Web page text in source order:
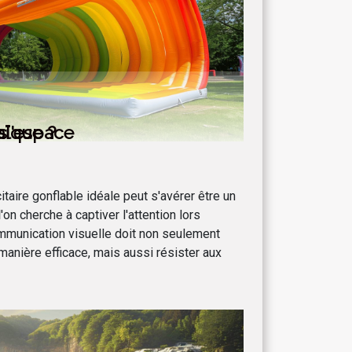
gonflable idéale peut s'avérer être un
cherche à captiver l'attention lors
visuelle doit non seulement
efficace, mais aussi résister aux
l'espace
?